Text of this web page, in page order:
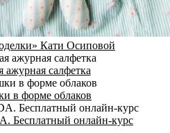
Кати Осиповой
ажурная салфетка
в форме облаков
Бесплатный онлайн-курс